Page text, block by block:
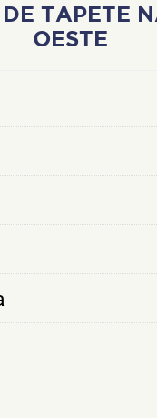
TAPETE
OESTE